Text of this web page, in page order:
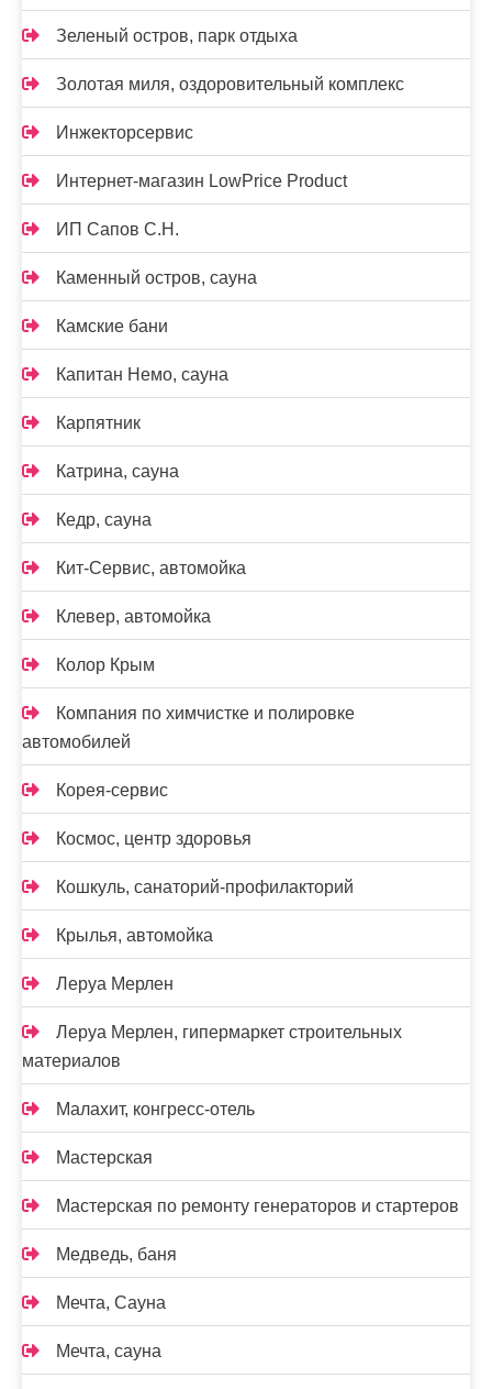
Зеленый остров, парк отдыха
Золотая миля, оздоровительный комплекс
Инжекторсервис
Интернет-магазин LowPrice Product
ИП Сапов С.Н.
Каменный остров, сауна
Камские бани
Капитан Немо, сауна
Карпятник
Катрина, сауна
Кедр, сауна
Кит-Сервис, автомойка
Клевер, автомойка
Колор Крым
Компания по химчистке и полировке
автомобилей
Корея-сервис
Космос, центр здоровья
Кошкуль, санаторий-профилакторий
Крылья, автомойка
Леруа Мерлен
Леруа Мерлен, гипермаркет строительных
материалов
Малахит, конгресс-отель
Мастерская
Мастерская по ремонту генераторов и стартеров
Медведь, баня
Мечта, Сауна
Мечта, сауна